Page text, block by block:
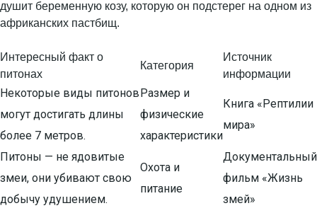
Интересный факт о
питонах
Категория
Источник
информации
Некоторые виды питонов
могут достигать длины
более 7 метров.
Размер и
физические
характеристики
Книга «Рептилии
мира»
Питоны — не ядовитые
змеи, они убивают свою
добычу удушением.
Охота и
питание
Документальный
фильм «Жизнь
змей»